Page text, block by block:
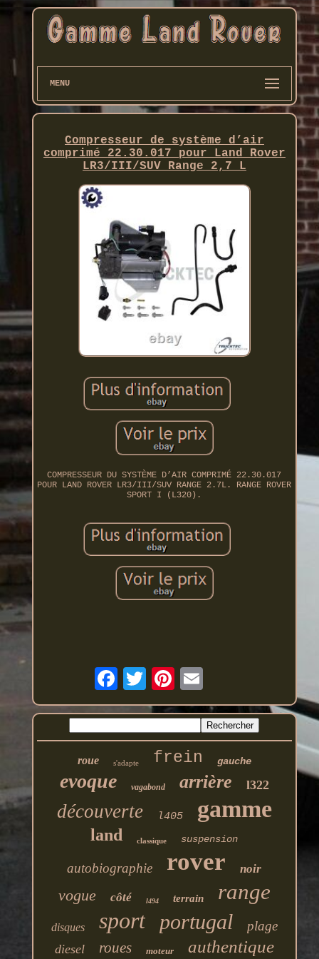
MENU
Compresseur de système d’air
comprimé 22.30.017 pour Land Rover
LR3/III/SUV Range 2,7 L
COMPRESSEUR DU SYSTÈME D’AIR COMPRIMÉ 22.30.017
POUR LAND ROVER LR3/III/SUV RANGE 2.7L. RANGE ROVER
SPORT I (L320).
roue s'adapte frein gauche
evoque vagabond arrière l322
découverte l405 gamme
land classique suspension
autobiographie rover noir
vogue côté l494 terrain range
disques sport portugal plage
diesel roues moteur authentique